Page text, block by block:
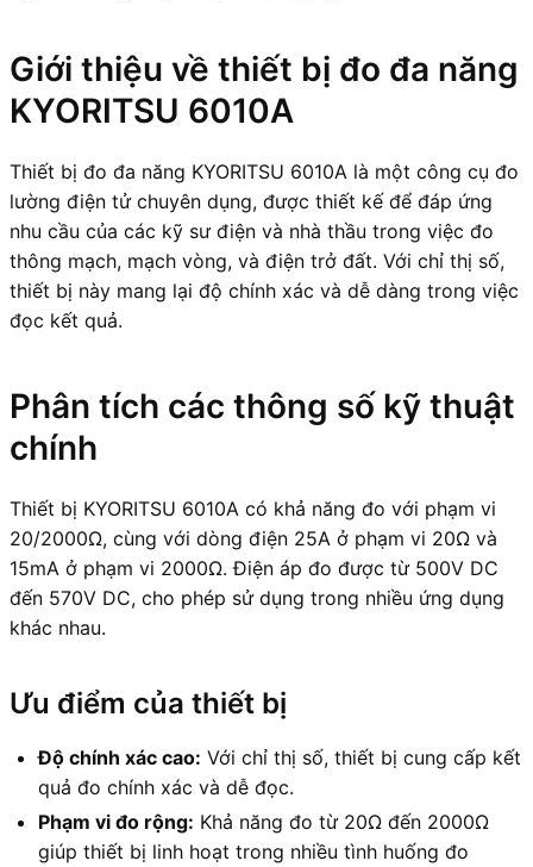
Giới thiệu về thiết bị đo đa năng
KYORITSU 6010A
Thiết bị đo đa năng KYORITSU 6010A là một công cụ đo
lường điện tử chuyên dụng, được thiết kế để đáp ứng
nhu cầu của các kỹ sư điện và nhà thầu trong việc đo
thông mạch, mạch vòng, và điện trở đất. Với chỉ thị số,
thiết bị này mang lại độ chính xác và dễ dàng trong việc
đọc kết quả.
Phân tích các thông số kỹ thuật
chính
Thiết bị KYORITSU 6010A có khả năng đo với phạm vi
20/2000Ω, cùng với dòng điện 25A ở phạm vi 20Ω và
15mA ở phạm vi 2000Ω. Điện áp đo được từ 500V DC
đến 570V DC, cho phép sử dụng trong nhiều ứng dụng
khác nhau.
Ưu điểm của thiết bị
Độ chính xác cao: Với chỉ thị số, thiết bị cung cấp kết
quả đo chính xác và dễ đọc.
Phạm vi đo rộng: Khả năng đo từ 20Ω đến 2000Ω
giúp thiết bị linh hoạt trong nhiều tình huống đo